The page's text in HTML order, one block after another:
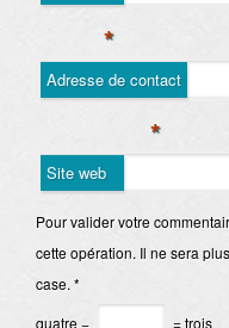
*
Adresse de contact
*
Site web
Pour valider votre
cette opération. Il ne sera
case. *
quatre −
= trois